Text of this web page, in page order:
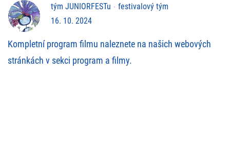
tým JUNIORFESTu
festivalový tým
16. 10. 2024
Kompletní program filmu naleznete na našich webových
stránkách v sekci program a filmy.